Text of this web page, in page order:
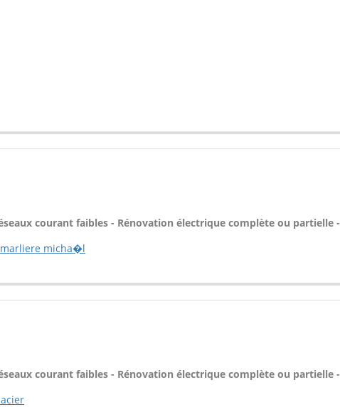
courant faibles - Rénovation électrique complète ou partielle -
micha�l
courant faibles - Rénovation électrique complète ou partielle -